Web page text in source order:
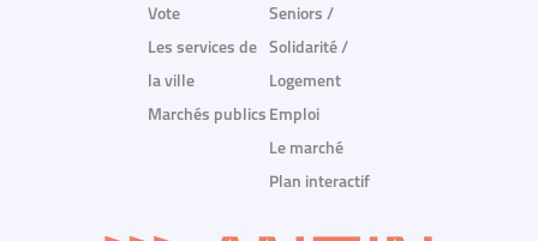
Vote
Les services de
la ville
Marchés publics
Seniors /
Solidarité /
Logement
Emploi
Le marché
Plan interactif